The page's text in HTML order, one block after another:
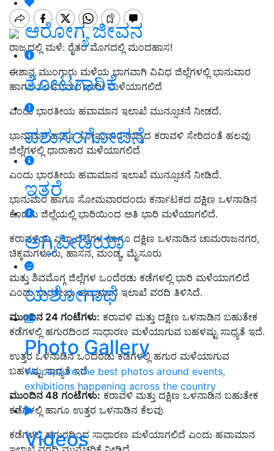
ಆರೋಗ್ಯ ಜೀವನ
ತೋಟಗಾರಿಕೆ
ಪಶುಸಂಗೋಪನೆ
ಇತರೆ
ಅಗ್ರಿಪೀಡಿಯಾ
ಯಶೋಗಾಥೆ
Photo Gallery
We capture the best photos around events,
exhibitions happening across the country
Videos
ರಾಜ್ಯದಲ್ಲಿ ಮಳೆ: ರೈತರ ಮೊಗದಲ್ಲಿ ಮಂದಹಾಸ!
ಈಶಾನ್ಯ ಮುಂಗಾರು ಮಳೆಯ ಭಾಗವಾಗಿ ವಿವಿಧ ಜಿಲ್ಲೆಗಳಲ್ಲಿ ಭಾನುವಾರ
ಹಾಗೂ ಸೋಮವಾರ ಭಾರೀ ಮಳೆಯಾಗಲಿದೆ
ಎಂದು ಭಾರತೀಯ ಹವಾಮಾನ ಇಲಾಖೆ ಮುನ್ಸೂಚನೆ ನೀಡದೆ.
ಭಾನುವಾರ ಹಾಗೂ ಸೋಮವಾರ ರಾಜ್ಯದ ಕರಾವಳಿ ಸೇರಿದಂತೆ ಹಲವು
ಜಿಲ್ಲೆಗಳಲ್ಲಿ ಧಾರಾಕಾರ ಮಳೆಯಾಗಲಿದೆ
ಎಂದು ಭಾರತೀಯ ಹವಾಮಾನ ಇಲಾಖೆ ಮುನ್ಸೂಚನೆ ನೀಡಿದೆ.
ಭಾನುವಾರ ಹಾಗೂ ಸೋಮವಾರದಂದು ಕರ್ನಾಟಕದ ದಕ್ಷಿಣ ಒಳನಾಡಿನ
ಕೊಡಗು ಜಿಲ್ಲೆಯಲ್ಲಿ ಭಾರಿಯಿಂದ ಅತಿ ಭಾರಿ ಮಳೆಯಾಗಲಿದೆ.
ಕರಾವಳಿಯ ಎಲ್ಲಾ ಜಿಲ್ಲೆಗಳ ಹಾಗೂ ದಕ್ಷಿಣ ಒಳನಾಡಿನ ಚಾಮರಾಜನಗರ,
ಚಿಕ್ಕಮಗಳೂರು, ಹಾಸನ, ಮಂಡ್ಯ, ಮೈಸೂರು
ಮತ್ತು ಶಿವಮೊಗ್ಗ ಜಿಲ್ಲೆಗಳ ಒಂದೆರಡು ಕಡೆಗಳಲ್ಲಿ ಭಾರಿ ಮಳೆಯಾಗಲಿದೆ
ಎಂದು ಭಾರತೀಯ ಹವಾಮಾನ ಇಲಾಖೆ ವರದಿ ತಿಳಿಸಿದೆ.
ಮುಂದಿನ 24 ಗಂಟೆಗಳು: ಕರಾವಳಿ ಮತ್ತು ದಕ್ಷಿಣ ಒಳನಾಡಿನ ಬಹುತೇಕ
ಕಡೆಗಳಲ್ಲಿ ಹಗುರದಿಂದ ಸಾಧಾರಣ ಮಳೆಯಾಗುವ ಬಹಳಷ್ಟು ಸಾಧ್ಯತೆ ಇದೆ.
ಉತ್ತರ ಒಳನಾಡಿನ ಒಂದೆರಡು ಕಡೆಗಳಲ್ಲಿ ಹಗುರ ಮಳೆಯಾಗುವ
ಬಹಳಷ್ಟು ಸಾಧ್ಯತೆ ಇದೆ
ಮುಂದಿನ 48 ಗಂಟೆಗಳು: ಕರಾವಳಿ ಮತ್ತು ದಕ್ಷಿಣ ಒಳನಾಡಿನ ಬಹುತೇಕ
ಕಡೆಗಳಲ್ಲಿ ಹಾಗೂ ಉತ್ತರ ಒಳನಾಡಿನ ಕೆಲವು
ಕಡೆಗಳಲ್ಲಿ ಹಗುರದಿಂದ ಸಾಧಾರಣ ಮಳೆಯಾಗಲಿದೆ ಎಂದು ಹವಾಮಾನ